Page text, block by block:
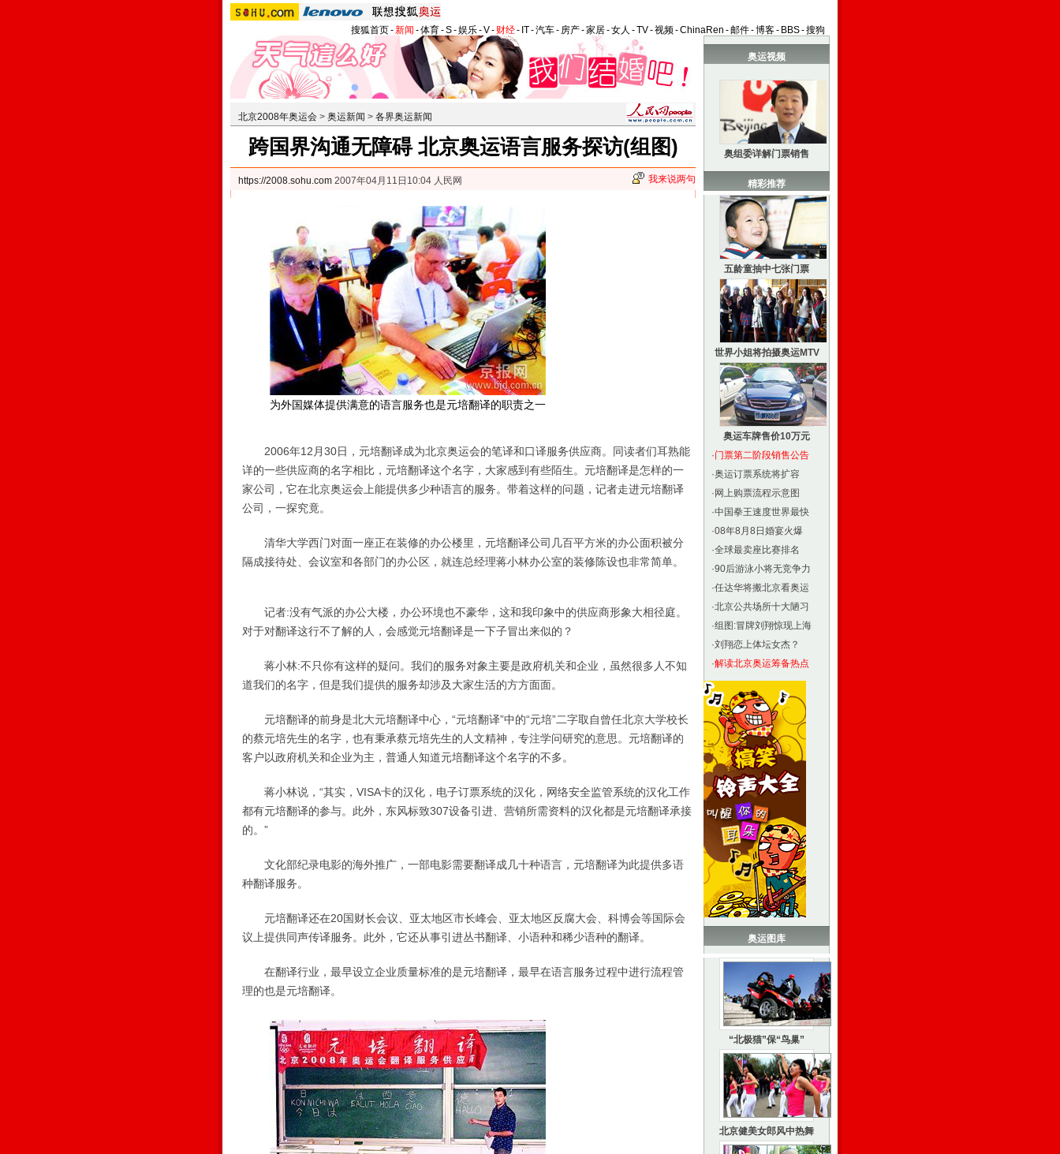
搜狐首页-新闻 -体育-S-娱乐-V- 财经- IT-汽车- 房产-家居-女人 -TV-视频-ChinaRen -邮件-博客- BBS-搜狗
北京2008年奥运会 > 奥运新闻 > 各界奥运新闻
跨国界沟通无障碍 北京奥运语言服务探访(组图)
https://2008.sohu.com 2007年04月11日10:04 人民网 我来说两句
为外国媒体提供满意的语言服务也是元培翻译的职责之一
2006年12月30日，元培翻译成为北京奥运会的笔译和口译服务供应商。同读者们耳熟能
详的一些供应商的名字相比，元培翻译这个名字，大家感到有些陌生。元培翻译是怎样的一
家公司，它在北京奥运会上能提供多少种语言的服务。带着这样的问题，记者走进元培翻译
公司，一探究竟。
清华大学西门对面一座正在装修的办公楼里，元培翻译公司几百平方米的办公面积被分
隔成接待处、会议室和各部门的办公区，就连总经理蒋小林办公室的装修陈设也非常简单。
记者:没有气派的办公大楼，办公环境也不豪华，这和我印象中的供应商形象大相径庭。
对于对翻译这行不了解的人，会感觉元培翻译是一下子冒出来似的？
蒋小林:不只你有这样的疑问。我们的服务对象主要是政府机关和企业，虽然很多人不知
道我们的名字，但是我们提供的服务却涉及大家生活的方方面面。
元培翻译的前身是北大元培翻译中心，“元培翻译”中的“元培”二字取自曾任北京大学校长
的蔡元培先生的名字，也有秉承蔡元培先生的人文精神，专注学问研究的意思。元培翻译的
客户以政府机关和企业为主，普通人知道元培翻译这个名字的不多。
蒋小林说，“其实，VISA卡的汉化，电子订票系统的汉化，网络安全监管系统的汉化工作
都有元培翻译的参与。此外，东风标致307设备引进、营销所需资料的汉化都是元培翻译承接
的。”
文化部纪录电影的海外推广，一部电影需要翻译成几十种语言，元培翻译为此提供多语
种翻译服务。
元培翻译还在20国财长会议、亚太地区市长峰会、亚太地区反腐大会、科博会等国际会
议上提供同声传译服务。此外，它还从事引进丛书翻译、小语种和稀少语种的翻译。
在翻译行业，最早设立企业质量标准的是元培翻译，最早在语言服务过程中进行流程管
理的也是元培翻译。
奥运视频
奥组委详解门票销售
精彩推荐
五龄童抽中七张门票
世界小姐将拍摄奥运MTV
奥运车牌售价10万元
·门票第二阶段销售公告
·奥运订票系统将扩容
· 网上购票流程示意图
·中国拳王速度世界最快
·08年8月8日婚宴火爆
·全球最卖座比赛排名
·90后游泳小将无竞争力
·任达华将搬北京看奥运
·北京公共场所十大陋习
·组图:冒牌刘翔惊现上海
·刘翔恋上体坛女杰？
·解读北京奥运筹备热点
奥运图库
“北极猫”保“鸟巢”
北京健美女郎风中热舞